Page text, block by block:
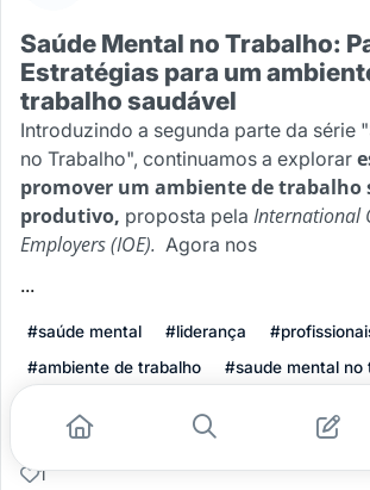
Saúde Mental no Trabalho:
Estratégias para um
trabalho saudável
Introduzindo a segunda parte da série
no Trabalho", continuamos a explorar
promover um ambiente de trabalho
produtivo, proposta pela International
Employers (IOE). Agora nos
...
#saúde mental #liderança
#ambiente de trabalho
#saude mental no
Leia mais
1